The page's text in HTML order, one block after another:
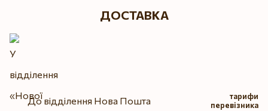
ДОСТАВКА
До відділення Нова Пошта
тарифи
перевізника